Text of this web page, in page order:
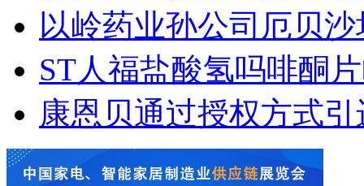
以岭药业孙公司厄贝
ST人福盐酸氢吗啡酮
康恩贝通过授权方式